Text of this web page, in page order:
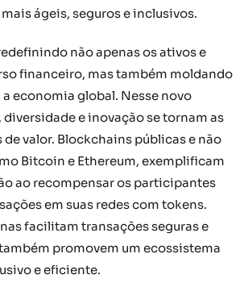
ágeis, seguros e inclusivos.
não apenas os ativos e
financeiro, mas também moldando
economia global. Nesse novo
e inovação se tornam as
valor. Blockchains públicas e não
Bitcoin e Ethereum, exemplificam
ao recompensar os participantes
em suas redes com tokens.
facilitam transações seguras e
promovem um ecossistema
e eficiente.